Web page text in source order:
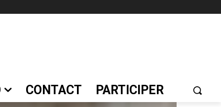
CONTACT PARTICIPER